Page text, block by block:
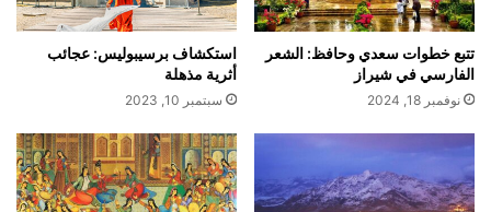
تتبع خطوات سعدي وحافظ: الشعر
الفارسي في شيراز
نوفمبر 18, 2024
استكشاف برسيبوليس: عجائب
أثرية مذهلة
سبتمبر 10, 2023